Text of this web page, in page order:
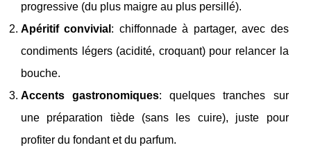
progressive (du plus maigre au plus persillé).
Apéritif convivial : chiffonnade à partager, avec des
condiments légers (acidité, croquant) pour relancer la
bouche.
Accents gastronomiques: quelques tranches sur
une préparation tiède (sans les cuire), juste pour
profiter du fondant et du parfum.